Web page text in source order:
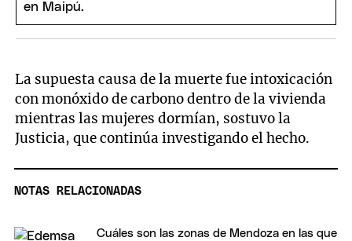
La supuesta causa de la muerte fue intoxicación
con monóxido de carbono dentro de la vivienda
mientras las mujeres dormían, sostuvo la
Justicia, que continúa investigando el hecho.
NOTAS RELACIONADAS
Cuáles son las zonas de Mendoza en las que